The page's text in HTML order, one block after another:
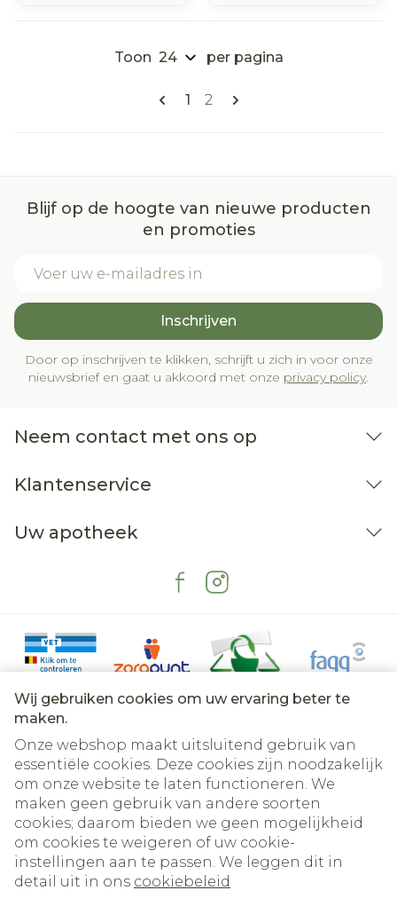
Wij gebruiken cookies om uw ervaring beter te
maken.
Onze webshop maakt uitsluitend gebruik van
essentiële cookies. Deze cookies zijn noodzakelijk
om onze website te laten functioneren. We
maken geen gebruik van andere soorten
cookies; daarom bieden we geen mogelijkheid
om cookies te weigeren of uw cookie-
instellingen aan te passen. We leggen dit in
detail uit in ons cookiebeleid
Pagina's
U lees momenteel pagina
1 Pagina
2
Toon per pagina
Blijf op de hoogte van nieuwe producten
en promoties
Inschrijven
Door op inschrijven te klikken, schrijft u zich in voor onze
nieuwsbrief en gaat u akkoord met onze privacy policy.
Neem contact met ons op
Klantenservice
Uw apotheek
Juridische links